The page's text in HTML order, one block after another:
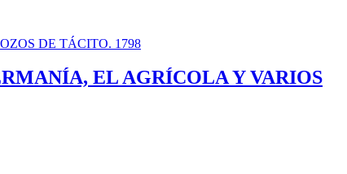
EL AGRÍCOLA Y VARIOS